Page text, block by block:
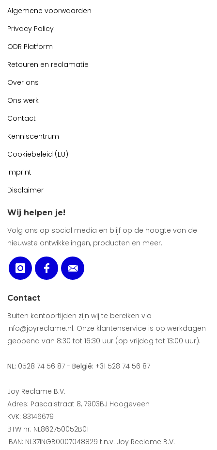
Algemene voorwaarden
Privacy Policy
ODR Platform
Retouren en reclamatie
Over ons
Ons werk
Contact
Kenniscentrum
Cookiebeleid (EU)
Imprint
Disclaimer
Wij helpen je!
Volg ons op social media en blijf op de hoogte van de
nieuwste ontwikkelingen, producten en meer.
Contact
Buiten kantoortijden zijn wij te bereiken via
info@joyreclame.nl. Onze klantenservice is op werkdagen
geopend van 8:30 tot 16:30 uur (op vrijdag tot 13:00 uur).
NL: 0528 74 56 87 - België: +31 528 74 56 87
Joy Reclame B.V.
Adres: Pascalstraat 8, 7903BJ Hoogeveen
KVK: 83146679
BTW nr: NL862750052B01
IBAN: NL37INGB0007048829 t.n.v. Joy Reclame B.V.